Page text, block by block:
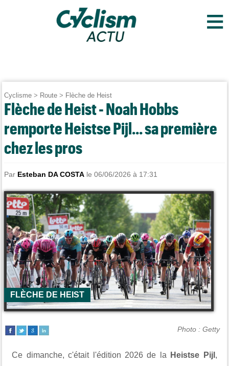
≡
Cyclisme > Route > Flèche de Heist
Flèche de Heist - Noah Hobbs
remporte Heistse Pijl... sa première
chez les pros
Par Esteban DA COSTA le 06/06/2026 à 17:31
FLÈCHE DE HEIST
Photo : Getty
Ce dimanche, c'était l'édition 2026 de la Heistse Pijl ,